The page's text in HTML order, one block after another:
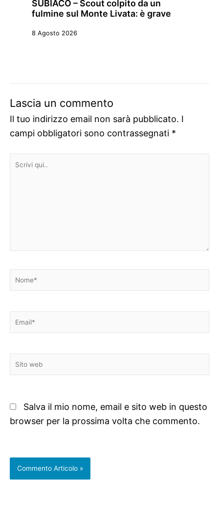
SUBIACO – Scout colpito da un
fulmine sul Monte Livata: è grave
8 Agosto 2026
Lascia un commento
Il tuo indirizzo email non sarà pubblicato. I
campi obbligatori sono contrassegnati *
Scrivi
Nome*
Email*
Sito
web
Salva il mio nome, email e sito web in questo
browser per la prossima volta che commento.